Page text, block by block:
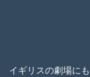
イギリスの劇場に